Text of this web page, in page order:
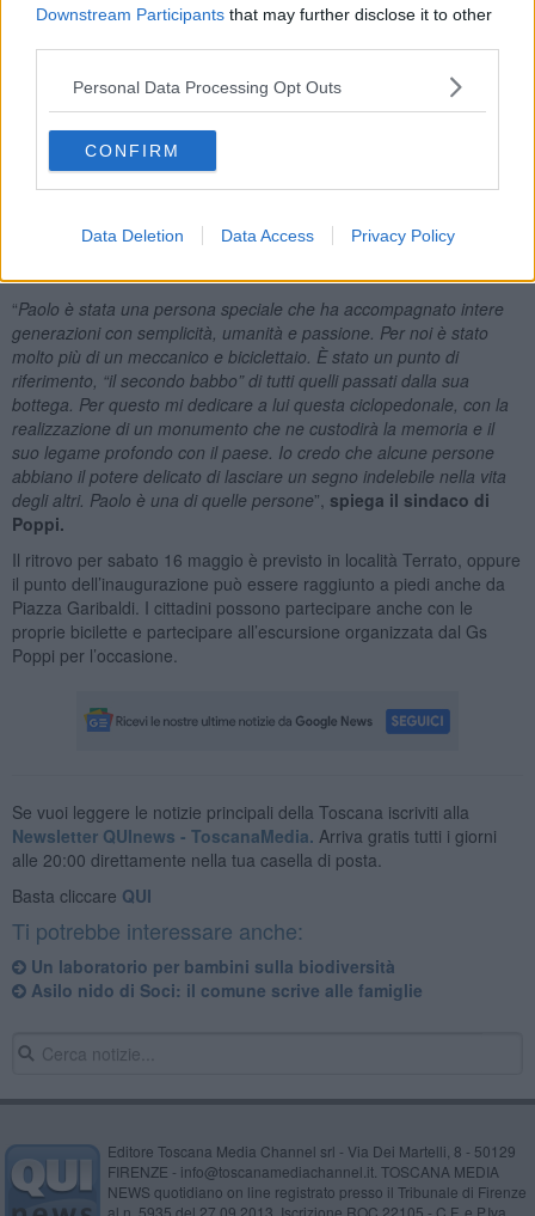
Downstream Participants that may further disclose it to other
Personal Data Processing Opt Outs
CONFIRM
Data Deletion Data Access Privacy Policy
I lavori al tratto poppese della ciclopedonale iniziarono nel lontano
2017. Si tratta di 8 chilometri complessivi, 3 chilometri a nord del
Solano, Roille e Ossatino.
Il Sindaco Lorenzoni lancia in questa occasione di festa anche la
proposta di dedicare questo tratto di mobilità a un personaggio
rimasto nel cuore e nella memoria di tutti i cittadini di Poppi e del
due ruote, promotore della passione per la bicicletta e si ispirazione
per tante generazioni, sostenitore del Gs Poppi e di tante
“Paolo è stata una persona speciale che ha accompagnato intere
generazioni con semplicità, umanità e passione. Per noi è stato
molto più di un meccanico e biciclettaio. È stato un punto di
riferimento, “il secondo babbo” di tutti quelli passati dalla sua
bottega. Per questo mi dedicare a lui questa ciclopedonale, con la
realizzazione di un monumento che ne custodirà la memoria e il
suo legame profondo con il paese. Io credo che alcune persone
abbiano il potere delicato di lasciare un segno indelebile nella vita
degli altri. Paolo è una di quelle persone”, spiega il sindaco di
Poppi.
Il ritrovo per sabato 16 maggio è previsto in località Terrato, oppure
il punto dell’inaugurazione può essere raggiunto a piedi anche da
Piazza Garibaldi. I cittadini possono partecipare anche con le
proprie bicilette e partecipare all’escursione organizzata dal Gs
Poppi per l’occasione.
Se vuoi leggere le notizie principali della Toscana iscriviti alla
Newsletter QUInews - ToscanaMedia. Arriva gratis tutti i giorni
alle 20:00 direttamente nella tua casella di posta.
Basta cliccare QUI
Ti potrebbe interessare anche:
Un laboratorio per bambini sulla biodiversità
Asilo nido di Soci: il comune scrive alle famiglie
Editore Toscana Media Channel srl - Via Dei Martelli, 8 - 50129
FIRENZE - info@toscanamediachannel.it. TOSCANA MEDIA
NEWS quotidiano on line registrato presso il Tribunale di Firenze
al n. 5935 del 27.09.2013. Iscrizione ROC 22105 - C.F. e P.Iva